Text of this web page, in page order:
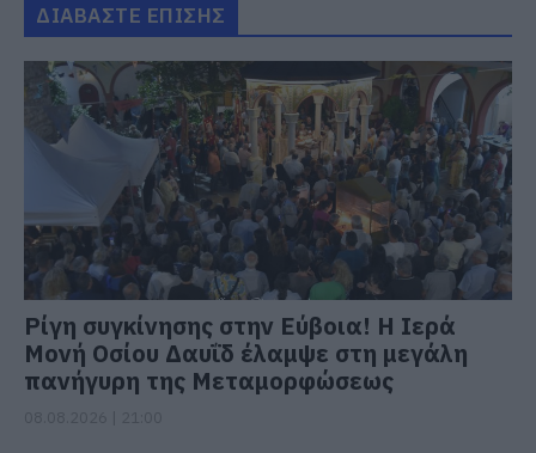
ΔΙΑΒΑΣΤΕ ΕΠΙΣΗΣ
Ρίγη συγκίνησης στην Εύβοια! Η Ιερά
Μονή Οσίου Δαυΐδ έλαμψε στη μεγάλη
πανήγυρη της Μεταμορφώσεως